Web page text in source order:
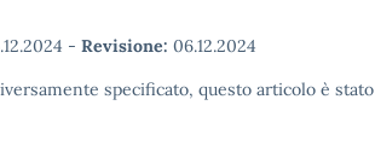
- Revisione: 06.12.2024
specificato, questo articolo è